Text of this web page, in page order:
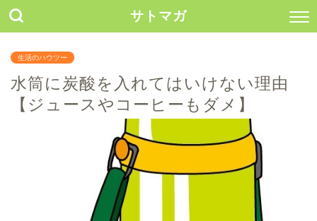
サトマガ
生活のハウツー
水筒に炭酸を入れてはいけない理由
【ジュースやコーヒーもダメ】